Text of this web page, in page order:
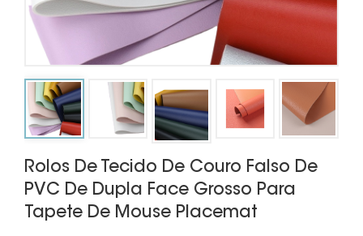
Rolos De Tecido De Couro Falso De
PVC De Dupla Face Grosso Para
Tapete De Mouse Placemat